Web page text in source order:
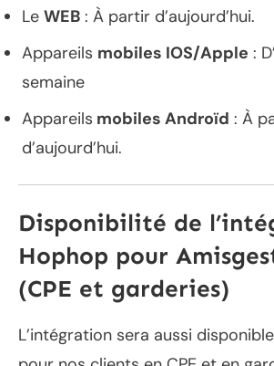
Le WEB : À partir d’aujourd’hui.
Appareils mobiles IOS/Apple :
semaine
Appareils mobiles Androïd : À
d’aujourd’hui.
Disponibilité de
Hophop pour
(CPE et garderies)
L’intégration sera aussi